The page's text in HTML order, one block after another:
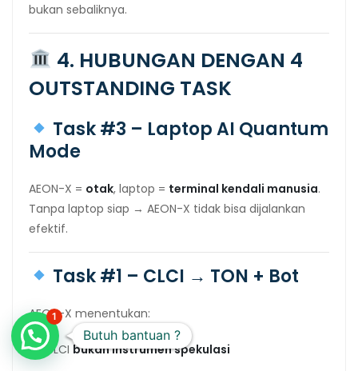
bukan sebaliknya.
4. HUBUNGAN DENGAN 4
OUTSTANDING TASK
Task #3 – Laptop AI Quantum
Mode
AEON-X = otak, laptop = terminal kendali manusia.
Tanpa laptop siap → AEON-X tidak bisa dijalankan
efektif.
Task #1 – CLCI → TON + Bot
AEON-X menentukan:
CLCI bukan instrumen spekulasi
1
Butuh bantuan ?